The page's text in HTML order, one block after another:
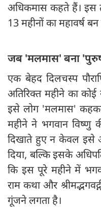
अधिकमास कहते हैं। इस
13 महीनों का महावर्ष बन
जब 'मलमास' बना
एक बेहद दिलचस्प
अतिरिक्त महीने का
इसे लोग 'मलमास'
महीने ने भगवान विष्णु
दिखाते हुए न केवल इसे
दिया, बल्कि इसके
कि इस पूरे महीने में
राम कथा और
गूंजने लगता है।